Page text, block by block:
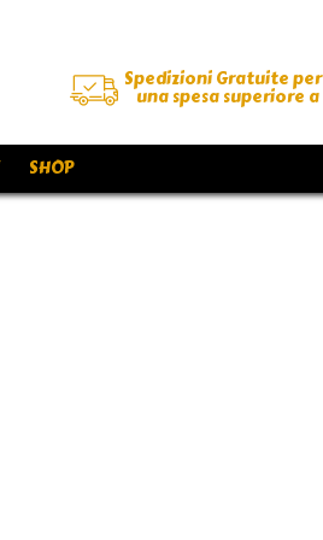
Spedizioni Gratuite per
una spesa superiore a
SHOP